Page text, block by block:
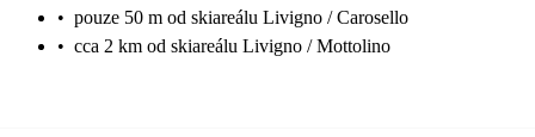
• pouze 50 m od skiareálu Livigno / Carosello
• cca 2 km od skiareálu Livigno / Mottolino